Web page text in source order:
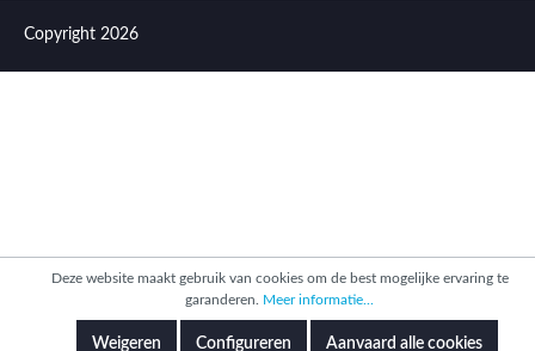
Copyright 2026
Deze website maakt gebruik van cookies om de best mogelijke ervaring te
garanderen. Meer informatie...
Weigeren Configureren Aanvaard alle cookies